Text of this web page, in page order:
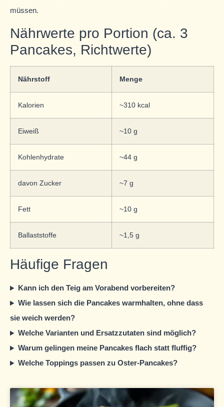
müssen.
Nährwerte pro Portion (ca. 3
Pancakes, Richtwerte)
Nährstoff Menge
Kalorien ~310 kcal
Eiweiß ~10 g
Kohlenhydrate ~44 g
davon Zucker ~7 g
Fett ~10 g
Ballaststoffe ~1,5 g
Häufige Fragen
Kann ich den Teig am Vorabend vorbereiten?
Wie lassen sich die Pancakes warmhalten, ohne dass
sie weich werden?
Welche Varianten und Ersatzzutaten sind möglich?
Warum gelingen meine Pancakes flach statt fluffig?
Welche Toppings passen zu Oster-Pancakes?